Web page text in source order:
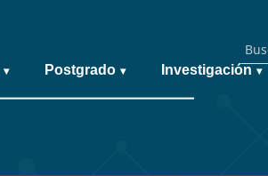
▾ Postgrado ▾ Investigación ▾